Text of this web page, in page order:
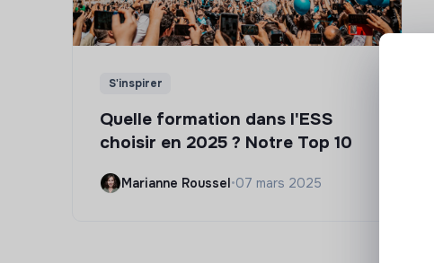
S'inspirer
Quelle formation dans l'ESS
choisir en 2025 ? Notre Top 10
Marianne Roussel•07 mars 2025